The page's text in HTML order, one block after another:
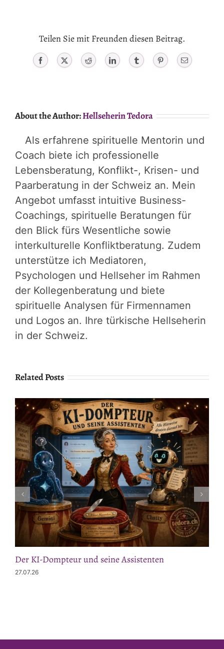
Teilen Sie mit Freunden diesen Beitrag.
Facebook X Reddit LinkedIn Tumblr PinterestEmail
About the Author:Hellseherin Tedora
Als erfahrene spirituelle Mentorin und
Coach biete ich professionelle
Lebensberatung, Konflikt-, Krisen- und
Paarberatung in der Schweiz an. Mein
Angebot umfasst intuitive Business-
Coachings, spirituelle Beratungen für
den Blick fürs Wesentliche sowie
interkulturelle Konfliktberatung. Zudem
unterstütze ich Mediatoren,
Psychologen und Hellseher im Rahmen
der Kollegenberatung und biete
spirituelle Analysen für Firmennamen
und Logos an. Ihre türkische Hellseherin
in der Schweiz.
Related Posts
Der KI-Dompteur und seine Assistenten
27.07.26